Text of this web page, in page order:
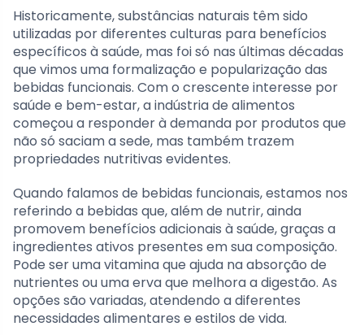
Historicamente, substâncias naturais têm sido
utilizadas por diferentes culturas para benefícios
específicos à saúde, mas foi só nas últimas décadas
que vimos uma formalização e popularização das
bebidas funcionais. Com o crescente interesse por
saúde e bem-estar, a indústria de alimentos
começou a responder à demanda por produtos que
não só saciam a sede, mas também trazem
propriedades nutritivas evidentes.
Quando falamos de bebidas funcionais, estamos nos
referindo a bebidas que, além de nutrir, ainda
promovem benefícios adicionais à saúde, graças a
ingredientes ativos presentes em sua composição.
Pode ser uma vitamina que ajuda na absorção de
nutrientes ou uma erva que melhora a digestão. As
opções são variadas, atendendo a diferentes
necessidades alimentares e estilos de vida.